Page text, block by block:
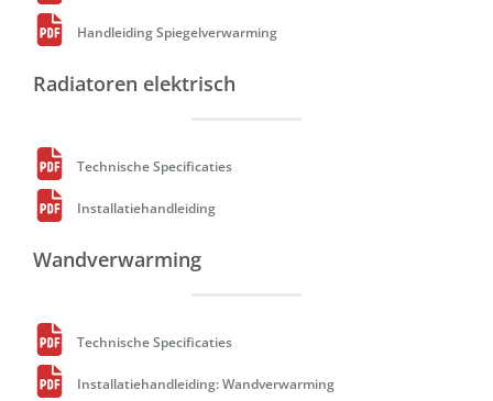
Handleiding Spiegelverwarming
Radiatoren elektrisch
Technische Specificaties
Installatiehandleiding
Wandverwarming
Technische Specificaties
Installatiehandleiding: Wandverwarming